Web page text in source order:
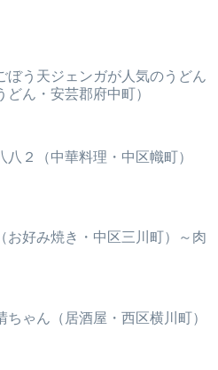
ぼう天ジェンガが人気のうどん
どん・安芸郡府中町）
八２（中華料理・中区幟町）
お好み焼き・中区三川町）～肉
ちゃん（居酒屋・西区横川町）